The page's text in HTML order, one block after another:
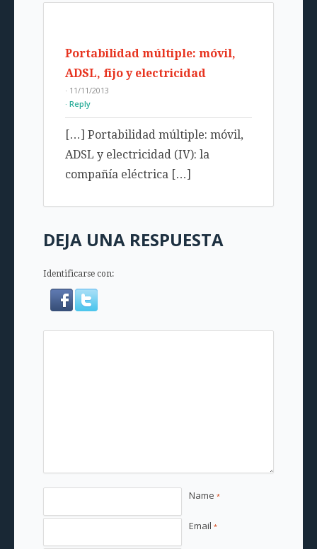
Portabilidad múltiple: móvil,
ADSL, fijo y electricidad
· 11/11/2013
Reply
[…] Portabilidad múltiple: móvil,
ADSL y electricidad (IV): la
compañía eléctrica […]
DEJA UNA RESPUESTA
Identificarse con:
Name *
Email *